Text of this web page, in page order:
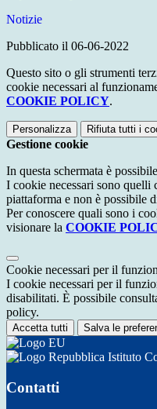
Notizie
Pubblicato il 06-06-2022
Questo sito o gli strumenti
cookie necessari al
COOKIE POLICY.
Personalizza Rifiuta tutti i
Gestione cookie
In questa schermata è
I cookie necessari sono quelli
piattaforma e non è possibile
Per conoscere quali sono i
visionare la COOKIE
Cookie necessari per il
I cookie necessari per il
disabilitati. È possibile
policy.
Accetta tutti Salva le
Istituto
Contatti